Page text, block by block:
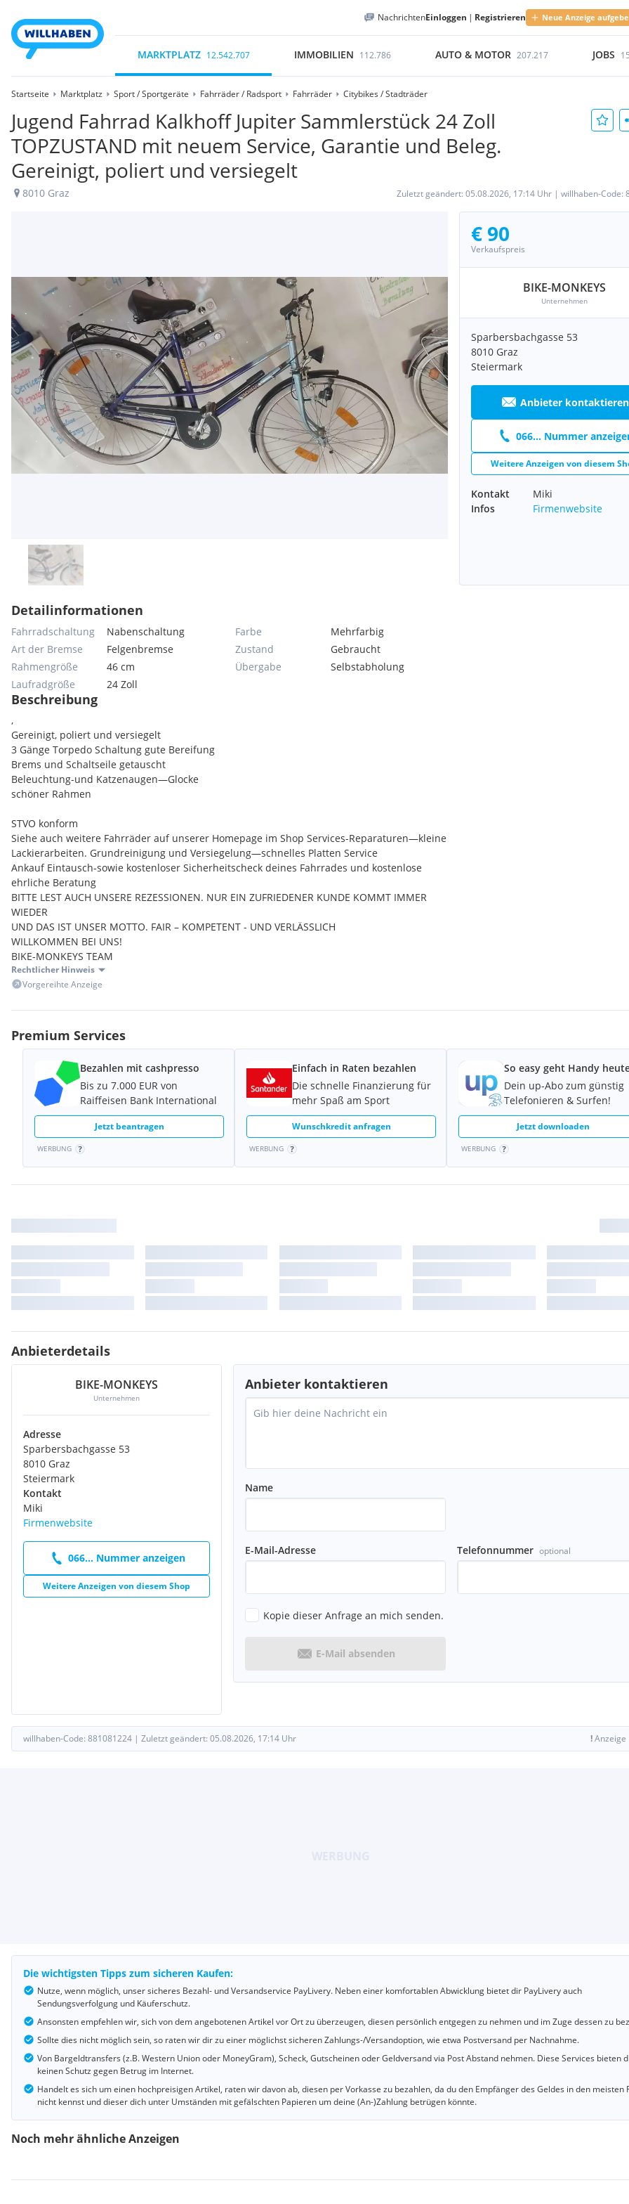
NachrichtenEinloggen | Registrieren Neue Anzeige
MARKTPLATZ 12.542.707 IMMOBILIEN 112.786 AUTO & MOTOR 207.217 JOBS
Startseite Marktplatz Sport / Sportgeräte Fahrräder / Radsport Fahrräder Citybikes / Stadträder
Jugend Fahrrad Kalkhoff Jupiter Sammlerstück 24 Zoll
TOPZUSTAND mit neuem Service, Garantie und Beleg.
Gereinigt, poliert und versiegelt
8010 Graz Zuletzt geändert: 05.08.2026, 17:14 Uhr | willhaben-Code:
€ 90
Verkaufspreis
BIKE-MONKEYS
Unternehmen
Sparbersbachgasse 53
8010 Graz
Steiermark
Anbieter kontaktieren
066... Nummer
Weitere Anzeigen von diesem
Kontakt
Miki
Infos
Firmenwebsite
Detailinformationen
Fahrradschaltung
Nabenschaltung
Art der Bremse
Felgenbremse
Rahmengröße
46 cm
Laufradgröße
24 Zoll
Farbe
Mehrfarbig
Zustand
Gebraucht
Übergabe
Selbstabholung
Beschreibung
,
Gereinigt, poliert und versiegelt
3 Gänge Torpedo Schaltung gute Bereifung
Brems und Schaltseile getauscht
Beleuchtung-und Katzenaugen—Glocke
schöner Rahmen
STVO konform
Siehe auch weitere Fahrräder auf unserer Homepage im Shop Services-Reparaturen—kleine
Lackierarbeiten. Grundreinigung und Versiegelung—schnelles Platten Service
Ankauf Eintausch-sowie kostenloser Sicherheitscheck deines Fahrrades und kostenlose
ehrliche Beratung
BITTE LEST AUCH UNSERE REZESSIONEN. NUR EIN ZUFRIEDENER KUNDE KOMMT IMMER
WIEDER
UND DAS IST UNSER MOTTO. FAIR – KOMPETENT - UND VERLÄSSLICH
WILLKOMMEN BEI UNS!
BIKE-MONKEYS TEAM
Rechtlicher Hinweis
Vorgereihte Anzeige
Premium Services
Bezahlen mit cashpresso
Bis zu 7.000 EUR von
Raiffeisen Bank International
Jetzt beantragen
WERBUNG
Einfach in Raten bezahlen
Die schnelle Finanzierung für
mehr Spaß am Sport
Wunschkredit anfragen
WERBUNG
So easy geht Handy
Dein up-Abo zum günstig
Telefonieren & Surfen!
Jetzt downloaden
WERBUNG
Anbieterdetails
BIKE-MONKEYS
Unternehmen
Adresse
Sparbersbachgasse 53
8010 Graz
Steiermark
Kontakt
Miki
Firmenwebsite
066... Nummer anzeigen
Weitere Anzeigen von diesem Shop
Anbieter kontaktieren
Name
E-Mail-Adresse Telefonnummer optional
Kopie dieser Anfrage an mich senden.
E-Mail absenden
willhaben-Code: 881081224 | Zuletzt geändert: 05.08.2026, 17:14 Uhr !Anzeige
Die wichtigsten Tipps zum sicheren Kaufen:
Nutze, wenn möglich, unser sicheres Bezahl- und Versandservice PayLivery. Neben einer komfortablen Abwicklung bietet dir PayLivery auch
Sendungsverfolgung und Käuferschutz.
Ansonsten empfehlen wir, sich von dem angebotenen Artikel vor Ort zu überzeugen, diesen persönlich entgegen zu nehmen und im Zuge dessen zu
Sollte dies nicht möglich sein, so raten wir dir zu einer möglichst sicheren Zahlungs-/Versandoption, wie etwa Postversand per Nachnahme.
Von Bargeldtransfers (z.B. Western Union oder MoneyGram), Scheck, Gutscheinen oder Geldversand via Post Abstand nehmen. Diese Services bieten
keinen Schutz gegen Betrug im Internet.
Handelt es sich um einen hochpreisigen Artikel, raten wir davon ab, diesen per Vorkasse zu bezahlen, da du den Empfänger des Geldes in den meisten
nicht kennst und dieser dich unter Umständen mit gefälschten Papieren um deine (An-)Zahlung betrügen könnte.
Noch mehr ähnliche Anzeigen